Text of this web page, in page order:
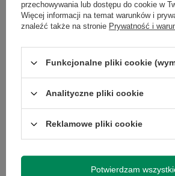
Wielkość
pamięci RAM
16 GB
Maksymalna
pojemność
64
Typ dysku
SSD
2
przechowywania lub dostępu do cookie w
Więcej informacji na temat warunków i
znaleźć także na stronie Prywatność i
Funkcjonalne pliki cookie
Analityczne pliki cookie
Reklamowe pliki cookie
Potwierdzam